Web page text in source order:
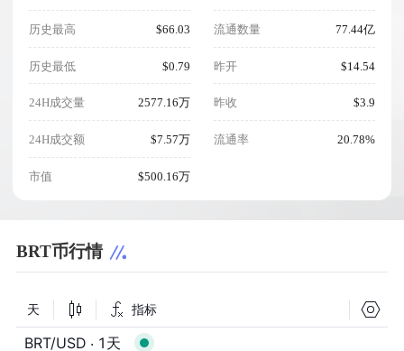
历史最高 $66.03
历史最低 $0.79
24H成交量 2577.16万
24H成交额 $7.57万
市值 $500.16万
流通数量 77.44亿
昨开 $14.54
昨收 $3.9
流通率 20.78%
BRT币行情